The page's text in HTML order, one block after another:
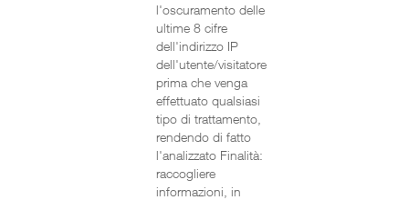
l'oscuramento delle
ultime 8 cifre
dell'indirizzo IP
dell'utente/visitatore
prima che venga
effettuato qualsiasi
tipo di trattamento,
rendendo di fatto
l'analizzato Finalità:
raccogliere
informazioni, in